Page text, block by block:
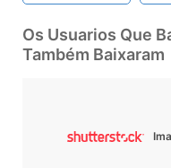
Os Usuarios Que
Também Baixaram